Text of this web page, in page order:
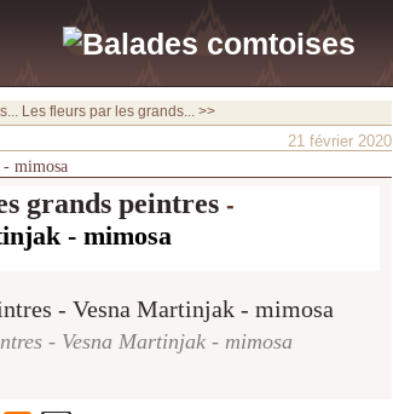
Les fleurs par les grands... >>
21 février 2020
- mimosa
grands peintres -
- mimosa
- Vesna Martinjak - mimosa